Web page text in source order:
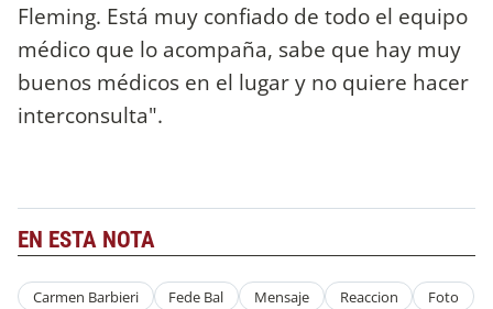
Fleming. Está muy confiado de todo el equipo
médico que lo acompaña, sabe que hay muy
buenos médicos en el lugar y no quiere hacer
interconsulta".
EN ESTA NOTA
Carmen Barbieri Fede Bal Mensaje Reaccion Foto